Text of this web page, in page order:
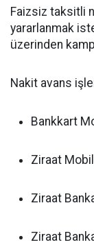
Faizsiz taksitli
yararlanmak
üzerinden
Nakit avans
Bankkart
Ziraat
Ziraat
Ziraat